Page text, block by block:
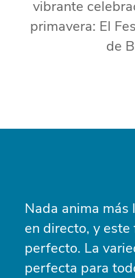
vibrante
primavera: El
de
Nada anima más
en directo, y
perfecto. La
perfecta para